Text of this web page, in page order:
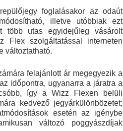
foglalásakor az odaút
illetve utóbbiak ezt
több utas egyidejűleg vásárolt
Flex szolgáltatással interneten
változtatható.
felajánlott ár megegyezik a
időpontra, ugyanarra a járatra a
így a Wizz Flexen belüli
kedvező jegyárkülönbözetet;
esetén az igénybe
változó poggyászdíjak